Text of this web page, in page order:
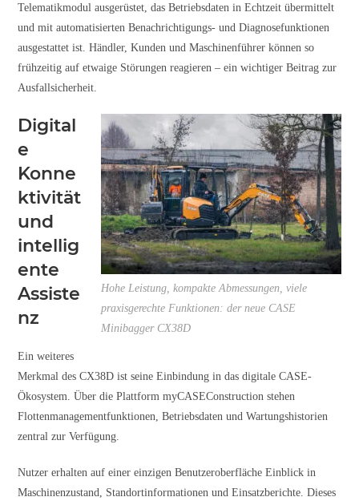
Telematikmodul ausgerüstet, das Betriebsdaten in Echtzeit übermittelt
und mit automatisierten Benachrichtigungs- und Diagnosefunktionen
ausgestattet ist. Händler, Kunden und Maschinenführer können so
frühzeitig auf etwaige Störungen reagieren – ein wichtiger Beitrag zur
Ausfallsicherheit.
Hohe Leistung, kompakte Abmessungen, viele
praxisgerechte Funktionen: der neue CASE
Minibagger CX38D
Digital
e
Konne
ktivität
und
intellig
ente
Assiste
nz
Ein weiteres
Merkmal des CX38D ist seine Einbindung in das digitale CASE-
Ökosystem. Über die Plattform myCASEConstruction stehen
Flottenmanagementfunktionen, Betriebsdaten und Wartungshistorien
zentral zur Verfügung.
Nutzer erhalten auf einer einzigen Benutzeroberfläche Einblick in
Maschinenzustand, Standortinformationen und Einsatzberichte. Dieses